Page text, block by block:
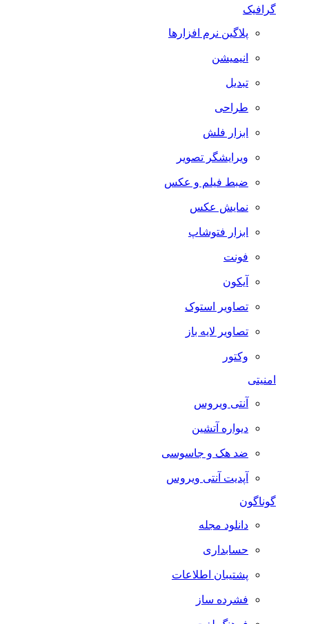
گرافیک
پلاگین نرم افزارها
انیمیشن
تبدیل
طراحی
ابزار فلش
ویرایشگر تصویر
ضبط فيلم و عكس
نمایش عکس
ابزار فتوشاپ
فونت
آیکون
تصاویر استوک
تصاویر لایه باز
وکتور
امنیتی
آنتی ویروس
دیواره آتشین
ضد هک و جاسوسی
آپدیت آنتی ویروس
گوناگون
دانلود مجله
حسابداری
پشتیبان اطلاعات
فشرده ساز